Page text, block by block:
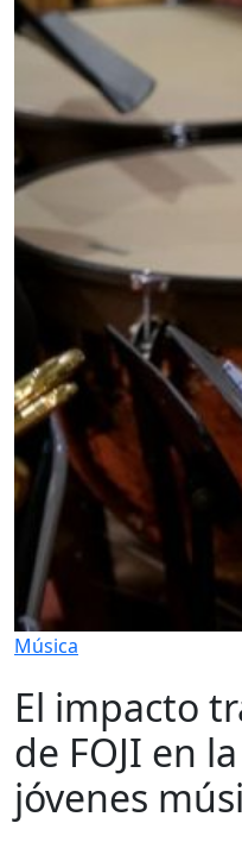
Música
El impacto
de FOJI en
jóvenes